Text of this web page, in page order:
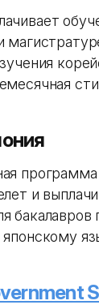
и
бакалавров